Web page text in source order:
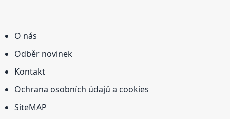
O nás
Odběr novinek
Kontakt
Ochrana osobních údajů a cookies
SiteMAP